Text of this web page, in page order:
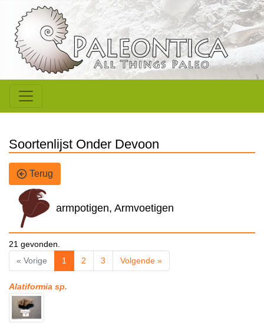
Soortenlijst Onder Devoon
Terug
armpotigen, Armvoetigen
21 gevonden.
« Vorige
1 2 3 Volgende »
Alatiformia sp.